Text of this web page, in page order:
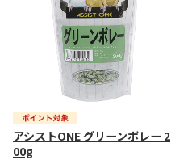
アシストONE グリーンボレー 2
00g